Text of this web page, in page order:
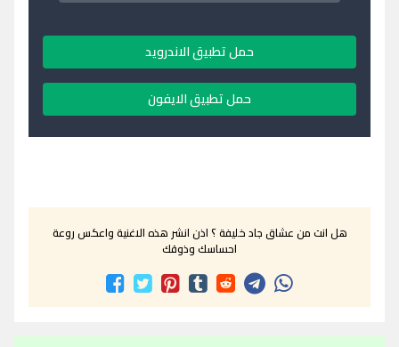
حمل تطبيق الاندرويد
حمل تطبيق الايفون
هل انت من عشاق جاد خليفة ؟ اذن انشر هذه الاغنية واعكس روعة
احساسك وذوقك